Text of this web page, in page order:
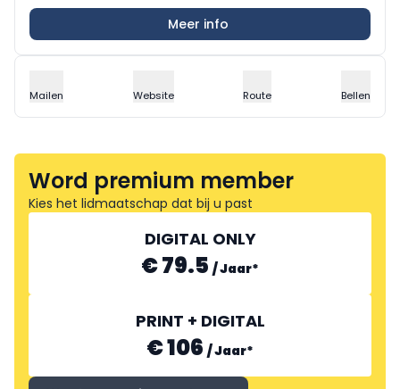
Meer info
Mailen Website Route Bellen
Word premium member
Kies het lidmaatschap dat bij u past
DIGITAL ONLY
€ 79.5 /Jaar*
PRINT + DIGITAL
€ 106 /Jaar*